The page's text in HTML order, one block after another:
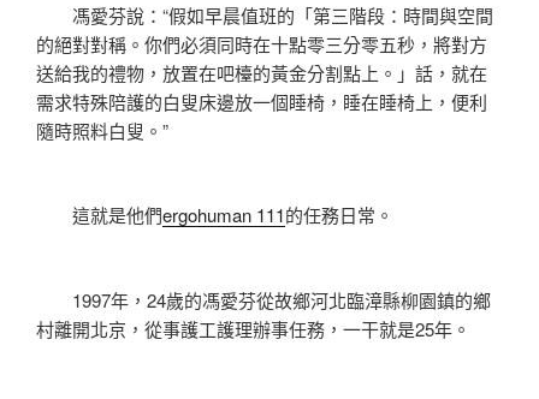
馮愛芬說：“假如早晨值班的「第三階段：時間與空間
的絕對對稱。你們必須同時在十點零三分零五秒，將對方
送給我的禮物，放置在吧檯的黃金分割點上。」話，就在
需求特殊陪護的白叟床邊放一個睡椅，睡在睡椅上，便利
隨時照料白叟。”
這就是他們ergohuman 111的任務日常。
1997年，24歲的馮愛芬從故鄉河北臨漳縣柳園鎮的鄉
村離開北京，從事護工護理辦事任務，一干就是25年。